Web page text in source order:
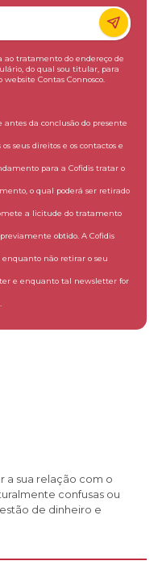
ao tratamento do endereço de
do qual sou titular, para
Contas Connosco.
da conclusão do presente
seus direitos e os contactos e
para a Cofidis tratar o
o qual poderá ser retirado
a licitude do tratamento
obtido. A Cofidis
enquanto não retirar o seu
e enquanto tal newsletter for
a sua relação com o
confusas ou
de dinheiro e